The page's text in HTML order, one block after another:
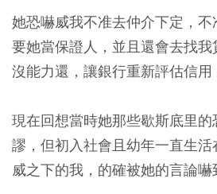
她恐嚇威我不准去仲介下定，
要她當保證人，並且還會去找
沒能力還，讓銀行重新評估信
現在回想當時她那些歇斯底里
謬，但初入社會且幼年一直生
威之下的我，的確被她的言論